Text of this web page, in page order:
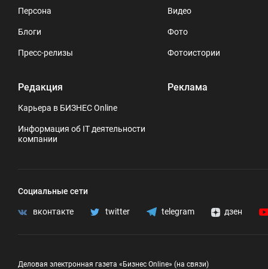
Персона
Блоги
Пресс-релизы
Редакция
Карьера в БИЗНЕС Online
Информация об IT деятельности
компании
Видео
Фото
Фотоистории
Реклама
Социальные сети
вконтакте twitter telegram дзен
Деловая электронная газета «Бизнес Online» (на связи)